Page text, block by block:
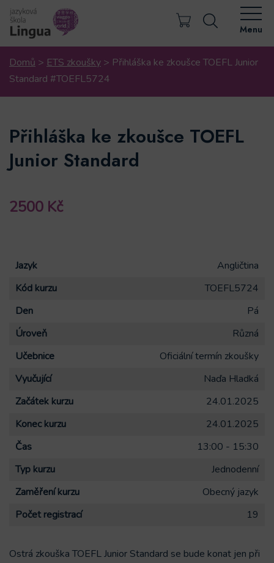
Menu
Domů > ETS zkoušky > Přihláška ke zkoušce TOEFL Junior
Standard #TOEFL5724
Přihláška ke zkoušce TOEFL
Junior Standard
2500 Kč
Jazyk
Angličtina
Kód kurzu
TOEFL5724
Den
Pá
Úroveň
Různá
Učebnice
Oficiální termín zkoušky
Vyučující
Naďa Hladká
Začátek kurzu
24.01.2025
Konec kurzu
24.01.2025
Čas
13:00 - 15:30
Typ kurzu
Jednodenní
Zaměření kurzu
Obecný jazyk
Počet registrací
19
Ostrá zkouška TOEFL Junior Standard se bude konat jen při